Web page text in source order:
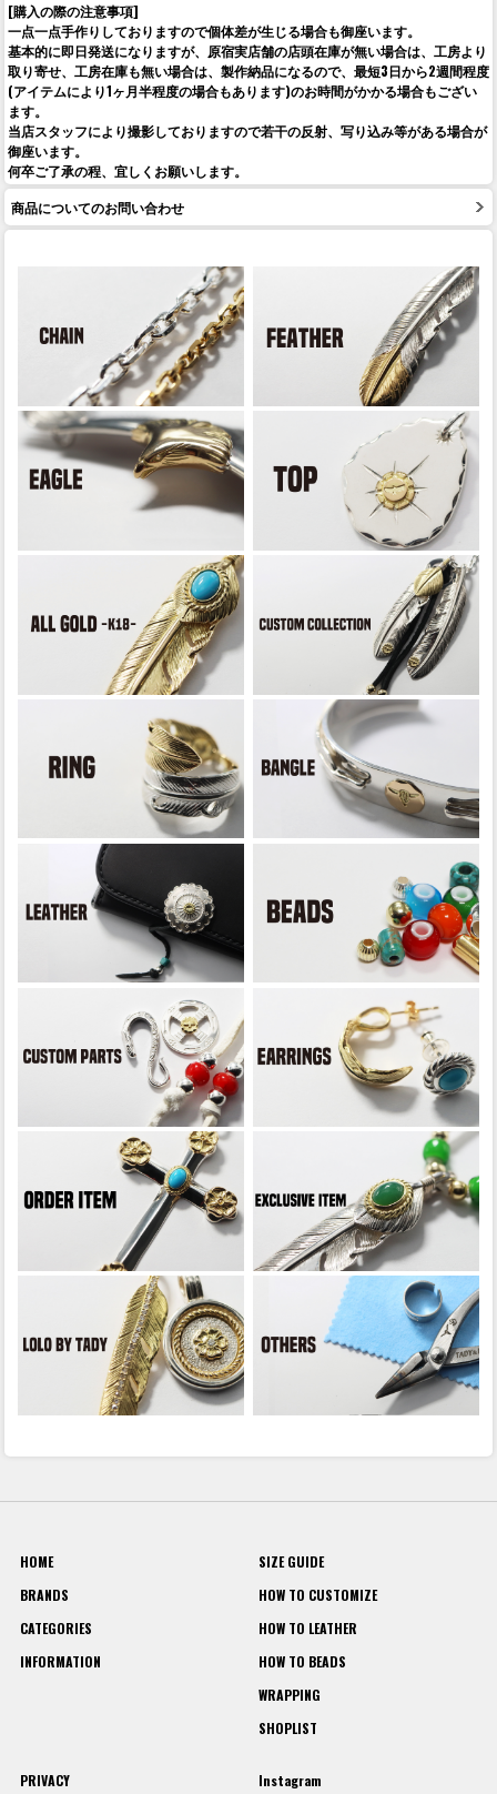
[購入の際の注意事項]
一点一点手作りしておりますので個体差が生じる場合も御座います。
基本的に即日発送になりますが、原宿実店舗の店頭在庫が無い場合は、工房より
取り寄せ、工房在庫も無い場合は、製作納品になるので、最短3日から2週間程度
(アイテムにより1ヶ月半程度の場合もあります)のお時間がかかる場合もござい
ます。
当店スタッフにより撮影しておりますので若干の反射、写り込み等がある場合が
御座います。
何卒ご了承の程、宜しくお願いします。
商品についてのお問い合わせ
HOME
BRANDS
CATEGORIES
INFORMATION
SIZE GUIDE
HOW TO CUSTOMIZE
HOW TO LEATHER
HOW TO BEADS
WRAPPING
SHOPLIST
PRIVACY Instagram